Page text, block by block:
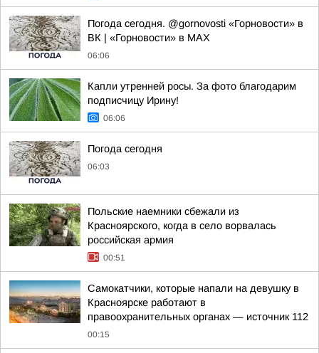
Погода сегодня. @gornovosti «Горновости» в
ВК | «Горновости» в МАХ
06:06
Капли утренней росы. За фото благодарим
подписчицу Ирину!
06:06
Погода сегодня
06:03
Польские наемники сбежали из
Красноярского, когда в село ворвалась
российская армия
00:51
Самокатчики, которые напали на девушку в
Красноярске работают в
правоохранительных органах — источник 112
00:15